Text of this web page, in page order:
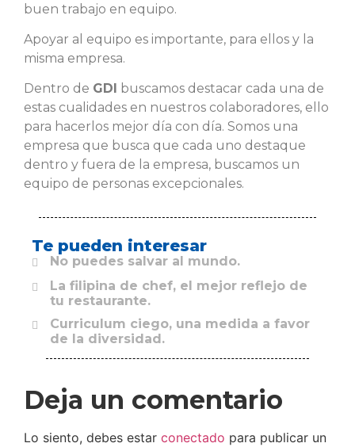
buen trabajo en equipo.
Apoyar al equipo es importante, para ellos y la
misma empresa.
Dentro de GDI
buscamos destacar cada una de
estas cualidades en nuestros colaboradores, ello
para hacerlos mejor día con día. Somos una
empresa que busca que cada uno destaque
dentro y fuera de la empresa, buscamos un
equipo de personas excepcionales.
Te pueden interesar
No puedes salvar al mundo.
La filipina de chef, el mejor reflejo de
tu restaurante.
Curriculum ciego, una medida a favor
de la diversidad.
Deja un comentario
Lo siento, debes estar conectado para publicar un